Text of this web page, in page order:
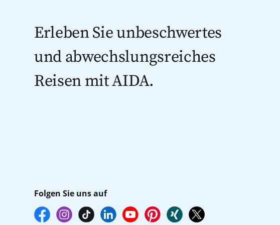
Erleben Sie unbeschwertes
und abwechslungsreiches
Reisen mit AIDA.
Folgen Sie uns auf